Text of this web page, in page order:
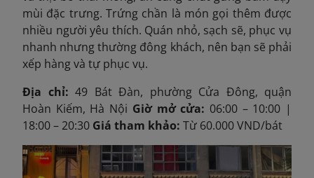
mùi đặc trưng. Trứng chần là món gọi thêm được
nhiều người yêu thích. Quán nhỏ, sạch sẽ, phục vụ
nhanh nhưng thường đông khách, nên bạn sẽ phải
xếp hàng và tự phục vụ.
Địa chỉ: 49 Bát Đàn, phường Cửa Đông, quận
Hoàn Kiếm, Hà Nội Giờ mở cửa: 06:00 – 10:00 |
18:00 – 20:30 Giá tham khảo: Từ 60.000 VND/bát